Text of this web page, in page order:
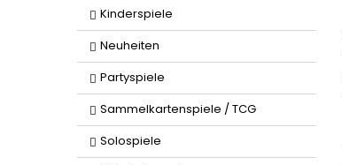
Kinderspiele
Neuheiten
Partyspiele
Sammelkartenspiele / TCG
Solospiele